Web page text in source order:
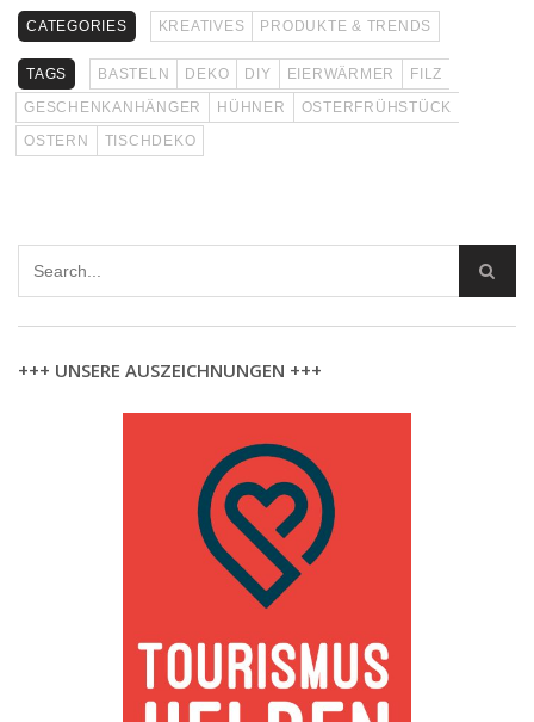
CATEGORIES KREATIVES PRODUKTE & TRENDS
TAGS BASTELN DEKO DIY EIERWÄRMER
FILZ
GESCHENKANHÄNGER
HÜHNER
OSTERFRÜHSTÜCK
OSTERN
TISCHDEKO
+++ UNSERE AUSZEICHNUNGEN +++